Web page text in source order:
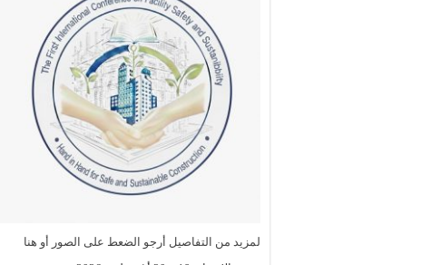
لمزيد من التفاصيل أرجو الضعط على الصور أو هنا